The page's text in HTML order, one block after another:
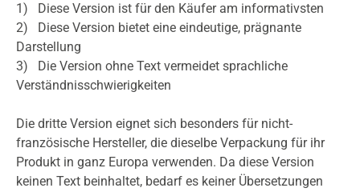
1) Diese Version ist für den Käufer am informativsten
2) Diese Version bietet eine eindeutige, prägnante
Darstellung
3) Die Version ohne Text vermeidet sprachliche
Verständnisschwierigkeiten
Die dritte Version eignet sich besonders für nicht-
französische Hersteller, die dieselbe Verpackung für ihr
Produkt in ganz Europa verwenden. Da diese Version
keinen Text beinhaltet, bedarf es keiner Übersetzungen